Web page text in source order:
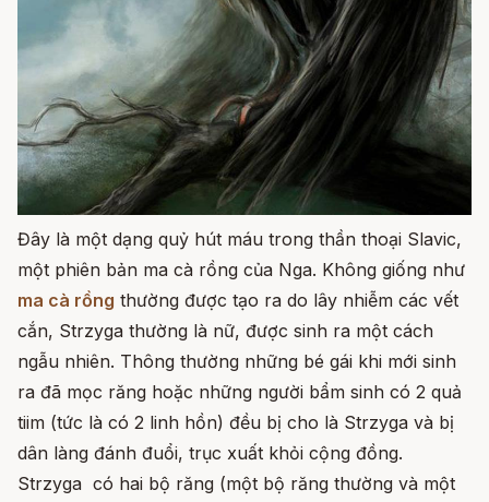
Đây là một dạng quỷ hút máu trong thần thoại Slavic,
một phiên bản ma cà rồng của Nga. Không giống như
ma cà rồng thường được tạo ra do lây nhiễm các vết
cắn, Strzyga thường là nữ, được sinh ra một cách
ngẫu nhiên. Thông thường những bé gái khi mới sinh
ra đã mọc răng hoặc những người bẩm sinh có 2 quả
tiim (tức là có 2 linh hồn) đều bị cho là Strzyga và bị
dân làng đánh đuổi, trục xuất khỏi cộng đồng.
Strzyga có hai bộ răng (một bộ răng thường và một